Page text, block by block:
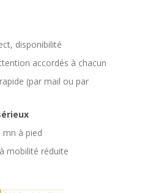
disponibilité
accordés à chacun
(par mail ou par
mn à pied
mobilité réduite